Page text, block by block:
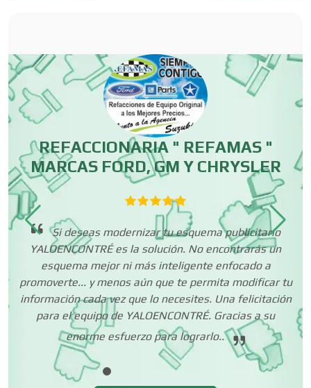
Clínicas de Rehabilitación
Clínicas y Hospitales
Clubes Deportivos
Cocinas Integrales
Combustibles y Lubricantes
Compresores de aire
REFACCIONARIA " REFAMAS "
MARCAS FORD, GM Y CHRYSLER
Si deseas modernizar tu esquema publicitario
YALOENCONTRÉ es la solución. No encontrarás un
esquema mejor ni más inteligente enfocado a
promoverte... y menos aún que te permita modificar tu
información cada vez que lo necesites. Una felicitación
para el equipo de YALOENCONTRÉ. Gracias a su
enorme esfuerzo para lograrlo..